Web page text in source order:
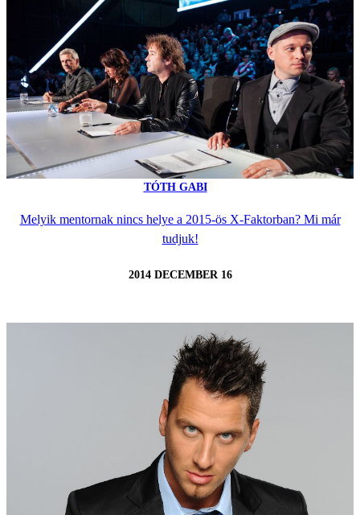
TÓTH GABI
Melyik mentornak nincs helye a 2015-ös X-Faktorban? Mi már
tudjuk!
2014 DECEMBER 16